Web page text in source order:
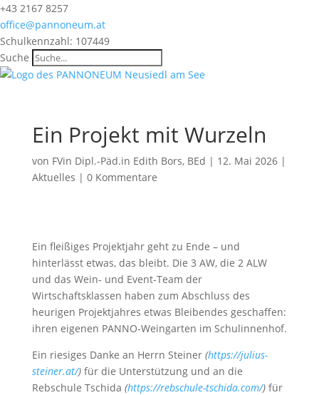
+43 2167 8257
office@pannoneum.at
Schulkennzahl: 107449
Suche
Ein Projekt mit Wurzeln
von FVin Dipl.-Päd.in Edith Bors, BEd | 12. Mai 2026|
Aktuelles | 0 Kommentare
Ein fleißiges Projektjahr geht zu Ende – und
hinterlässt etwas, das bleibt. Die 3 AW, die 2 ALW
und das Wein- und Event-Team der
Wirtschaftsklassen haben zum Abschluss des
heurigen Projektjahres etwas Bleibendes geschaffen:
ihren eigenen PANNO-Weingarten im Schulinnenhof.
Ein riesiges Danke an Herrn Steiner (https://julius-
steiner.at/)für die Unterstützung und an die
Rebschule Tschida (https://rebschule-tschida.com/)für